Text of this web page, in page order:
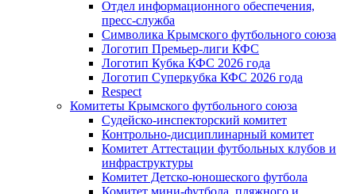
Отдел информационного обеспечения,
пресс-служба
Символика Крымского футбольного союза
Логотип Премьер-лиги КФС
Логотип Кубка КФС 2026 года
Логотип Суперкубка КФС 2026 года
Respect
Комитеты Крымского футбольного союза
Судейско-инспекторский комитет
Контрольно-дисциплинарный комитет
Комитет Аттестации футбольных клубов и
инфраструктуры
Комитет Детско-юношеского футбола
Комитет мини-футбола, пляжного и